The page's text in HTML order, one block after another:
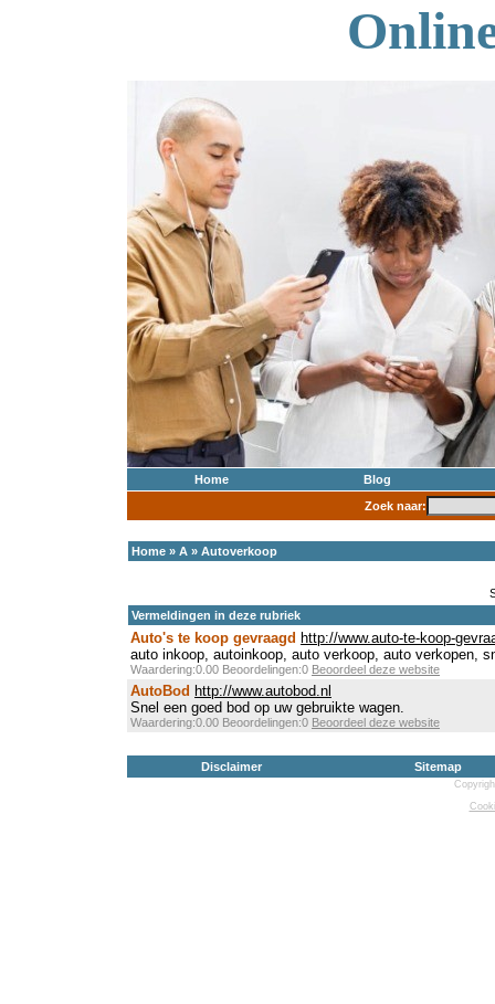
Home
Blog
Zoek naar:
Home » A » Autoverkoop
Vermeldingen in deze rubriek
Auto's te koop gevraagd http://www.auto-te-koop-
auto inkoop, autoinkoop, auto verkoop, auto verkopen,
Waardering:0.00 Beoordelingen:0 Beoordeel deze website
AutoBod http://www.autobod.nl
Snel een goed bod op uw gebruikte wagen.
Waardering:0.00 Beoordelingen:0 Beoordeel deze website
Disclaimer Sitemap